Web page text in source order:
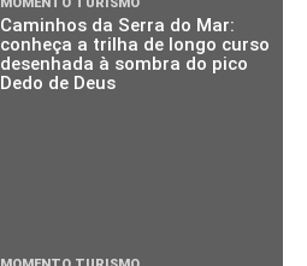
MOMENTO TURISMO
Caminhos da Serra do Mar:
conheça a trilha de longo curso
desenhada à sombra do pico
Dedo de Deus